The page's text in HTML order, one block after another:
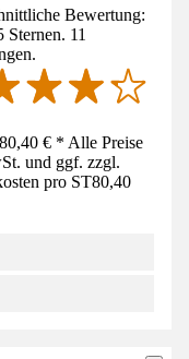
Bewertung:
Sternen. 11
€ * Alle Preise
und ggf. zzgl.
pro ST80,40